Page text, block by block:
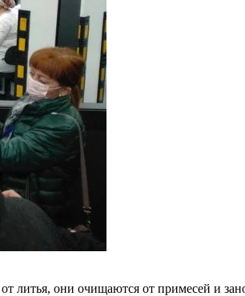
литья, они очищаются от примесей и